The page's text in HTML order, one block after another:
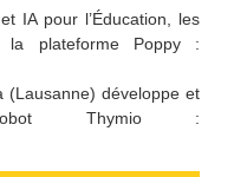
IA pour l’Éducation, les
plateforme Poppy :
(Lausanne) développe et
Thymio :